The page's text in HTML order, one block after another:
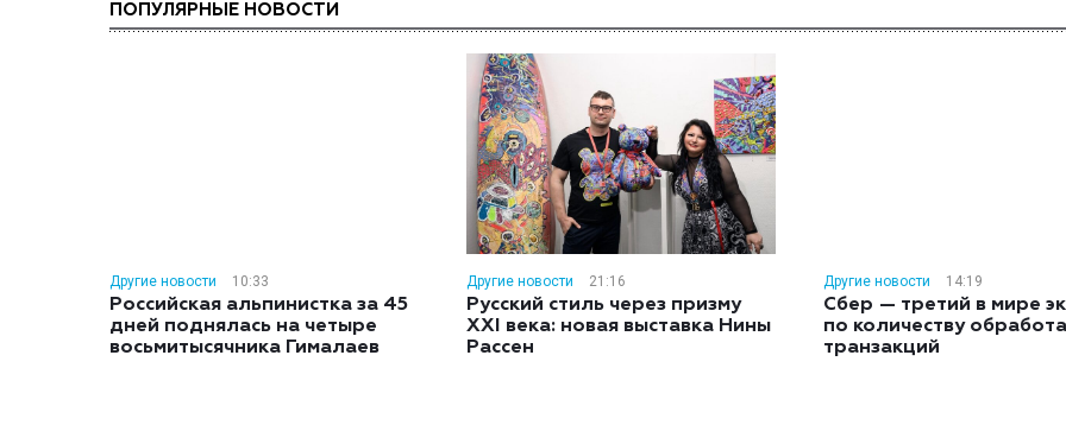
ПОПУЛЯРНЫЕ НОВОСТИ
Другие новости 10:33
Российская альпинистка за 45
дней поднялась на четыре
восьмитысячника Гималаев
Другие новости 21:16
Русский стиль через призму
XXI века: новая выставка Нины
Рассен
Другие новости 14:19
Сбер — третий в мире
по количеству
транзакций